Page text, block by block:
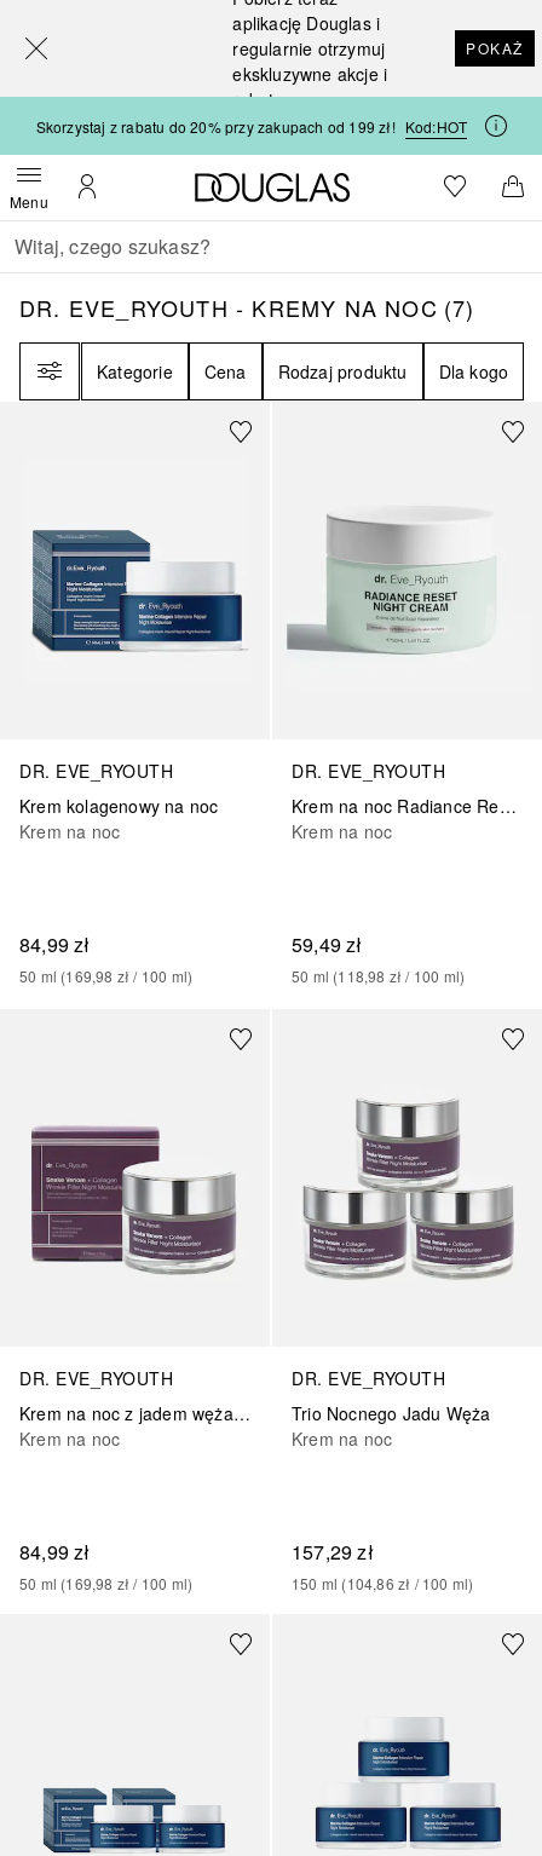
aplikację Douglas i
regularnie otrzymuj
ekskluzywne akcje i
rabaty
POKAŻ
Skorzystaj z rabatu do 20% przy zakupach od 199 zł! Kod:HOT
MenuOtwórz menuMoje konto
Strona główna Douglas
Do listyDo
Wracać
Wykonaj wyszukiwanie
DR. EVE_RYOUTH - KREMY NA NOC7
DR. EVE_RYOUTH - KREMY NA NOC (7)
Kategorie Cena Rodzaj produktu Dla kogo
DR. EVE_RYOUTH
Krem kolagenowy na noc
Krem na noc
84,99 zł
50 ml (169,98 zł / 100 ml)
DR. EVE_RYOUTH
Krem na noc Radiance Reset
Krem na noc
59,49 zł
50 ml (118,98 zł / 100 ml)
DR. EVE_RYOUTH
Krem na noc z jadem węża i kolagenem wypełniającym zmarszczki
Krem na noc
84,99 zł
50 ml (169,98 zł / 100 ml)
DR. EVE_RYOUTH
Trio Nocnego Jadu Węża
Krem na noc
157,29 zł
150 ml (104,86 zł / 100 ml)
[navigation.slideout.screenreader]